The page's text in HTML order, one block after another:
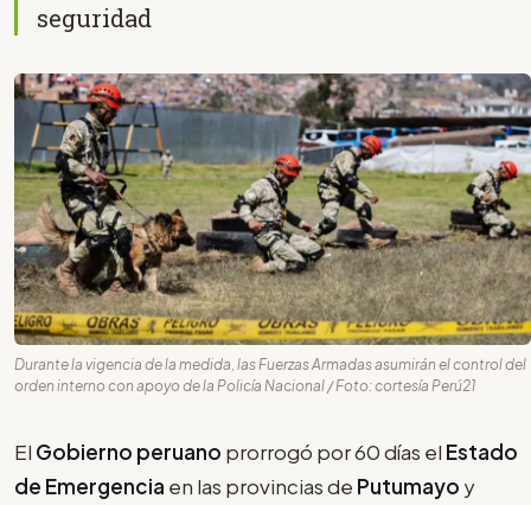
seguridad
Durante la vigencia de la medida, las Fuerzas Armadas asumirán el control del
orden interno con apoyo de la Policía Nacional / Foto: cortesía Perú21
El Gobierno peruano prorrogó por 60 días el Estado
de Emergencia en las provincias de Putumayo y